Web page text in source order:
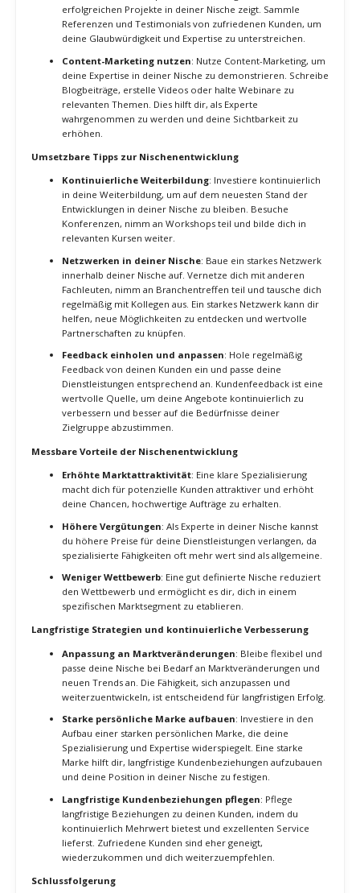
Entwicklung und Vertiefung deiner Nische
Spezialisierte Dienstleistungen anbieten: Entwickle
spezifische Dienstleistungen, die auf die Bedürfnisse deiner
Nische zugeschnitten sind. Anstatt ein breites Spektrum an
Dienstleistungen anzubieten, konzentriere dich auf wenige,
hochspezialisierte Angebote, die einen echten Mehrwert für
deine Kunden darstellen.
Portfolio und Referenzen aufbauen
erfolgreichen Projekte in deiner Nische zeigt. Sammle
Referenzen und Testimonials von zufriedenen Kunden, um
deine Glaubwürdigkeit und Expertise zu unterstreichen.
Content-Marketing nutzen: Nutze Content-Marketing, um
deine Expertise in deiner Nische zu demonstrieren. Schreibe
Blogbeiträge, erstelle Videos oder halte Webinare zu
relevanten Themen. Dies hilft dir, als Experte
wahrgenommen zu werden und deine Sichtbarkeit zu
erhöhen.
Umsetzbare Tipps zur Nischenentwicklung
Kontinuierliche Weiterbildung
in deine Weiterbildung, um auf dem neuesten Stand der
Entwicklungen in deiner Nische zu bleiben. Besuche
Konferenzen, nimm an Workshops teil und bilde dich in
relevanten Kursen weiter.
Netzwerken in deiner Nische
Fachleuten, nimm an Branchentreffen teil und tausche dich
regelmäßig mit Kollegen aus. Ein starkes Netzwerk kann dir
helfen, neue Möglichkeiten zu entdecken und wertvolle
Partnerschaften zu knüpfen.
Feedback einholen und anpassen: Hole regelmäßig
Feedback von deinen Kunden ein und passe deine
Dienstleistungen entsprechend an. Kundenfeedback ist eine
wertvolle Quelle, um deine Angebote kontinuierlich zu
verbessern und besser auf die Bedürfnisse deiner
Zielgruppe abzustimmen.
Messbare Vorteile der Nischenentwicklung
Erhöhte Marktattraktivität: Eine klare Spezialisierung
macht dich für potenzielle Kunden attraktiver und erhöht
deine Chancen, hochwertige Aufträge zu erhalten.
Höhere Vergütungen
: Als Experte in deiner Nische kannst
du höhere Preise für deine Dienstleistungen verlangen, da
spezialisierte Fähigkeiten oft mehr wert sind als allgemeine.
Weniger Wettbewerb: Eine gut definierte Nische reduziert
den Wettbewerb und ermöglicht es dir, dich in einem
Langfristige Strategien und kontinuierliche Verbesserung
Anpassung an Marktveränderungen: Bleibe flexibel und
passe deine Nische bei Bedarf an Marktveränderungen und
weiterzuentwickeln, ist entscheidend für langfristigen Erfolg.